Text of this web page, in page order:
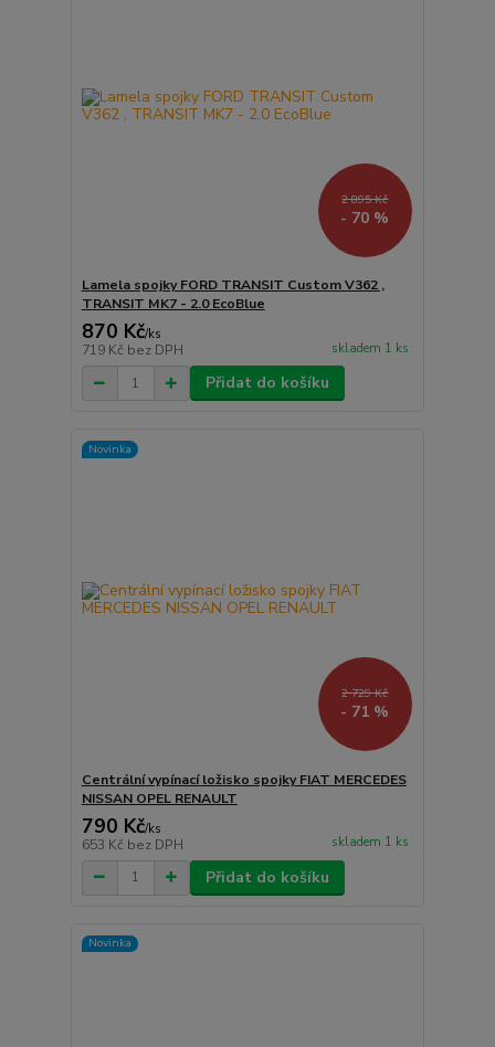
2 895 Kč
- 70 %
Lamela spojky FORD TRANSIT Custom V362 ,
TRANSIT MK7 - 2.0 EcoBlue
870 Kč/ks
719 Kč bez DPH skladem 1 ks
Přidat do košíku
Novinka
2 729 Kč
- 71 %
Centrální vypínací ložisko spojky FIAT MERCEDES
NISSAN OPEL RENAULT
790 Kč/ks
653 Kč bez DPH skladem 1 ks
Přidat do košíku
Novinka